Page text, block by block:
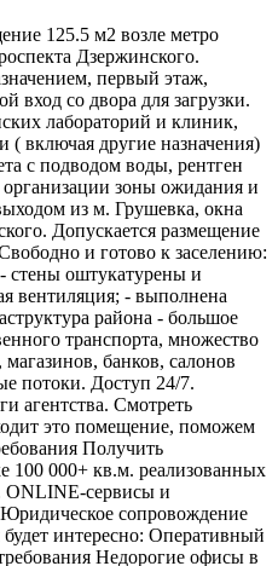
125.5 м2 возле метро
Дзержинского.
первый этаж,
вход со двора для загрузки.
лабораторий и клиник,
( включая другие назначения)
с подводом воды, рентген
зоны ожидания и
из м. Грушевка, окна
Допускается размещение
и готово к заселению:
стены оштукатурены и
вентиляция; - выполнена
района - большое
транспорта, множество
банков, салонов
потоки. Доступ 24/7.
агентства. Смотреть
это помещение, поможем
Получить
100 000+ кв.м. реализованных
ONLINE-сервисы и
сопровождение
интересно: Оперативный
Недорогие офисы в